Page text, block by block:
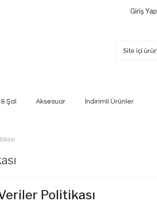
Giriş Yap
Şal Aksesuar İndirimli Ürünler
Politikası